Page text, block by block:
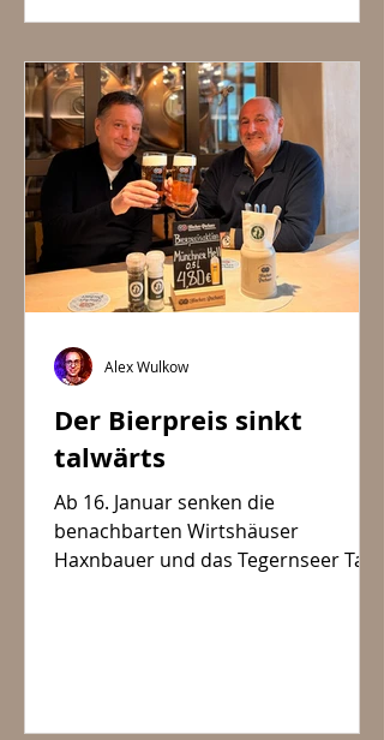
Der Bierpreis sinkt
talwärts
Ab 16. Januar senken die
benachbarten Wirtshäuser
Haxnbauer und das Tegernseer Tal
Alex Wulkow